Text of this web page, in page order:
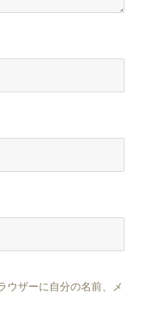
ウザーに自分の名前、メ